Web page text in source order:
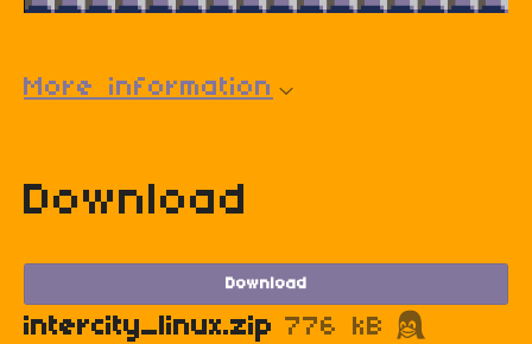
More information
Download
Download
intercity_linux.zip 776 kB